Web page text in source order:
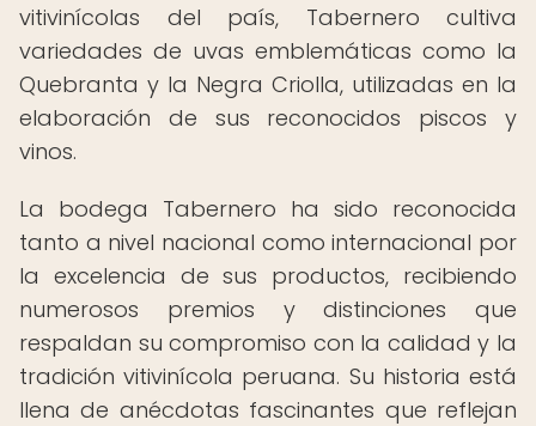
vitivinícolas del país, Tabernero cultiva
variedades de uvas emblemáticas como la
Quebranta y la Negra Criolla, utilizadas en la
elaboración de sus reconocidos piscos y
vinos.
La bodega Tabernero ha sido reconocida
tanto a nivel nacional como internacional por
la excelencia de sus productos, recibiendo
numerosos premios y distinciones que
respaldan su compromiso con la calidad y la
tradición vitivinícola peruana. Su historia está
llena de anécdotas fascinantes que reflejan